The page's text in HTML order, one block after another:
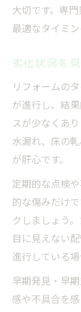
大切です。専
最適なタイミ
劣化状況を
リフォームの
が進行し、結
スが少なくあ
水漏れ、床の
が肝心です。
定期的な点検
的な傷みだけ
クしましょう
目に見えない
進行している場
早期発見・早
感や不具合を